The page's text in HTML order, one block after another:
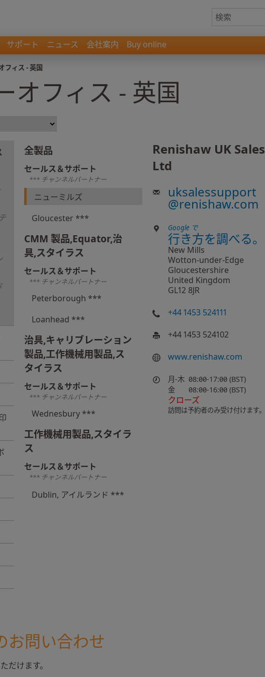
サポート ニュース 会社案内 Buy online
フィス - 英国
オフィス - 英国
全製品
セールス＆サポート
*** チャンネルパートナー
ニューミルズ
Gloucester ***
CMM 製品,Equator,治
具,スタイラス
セールス＆サポート
*** チャンネルパートナー
Peterborough ***
Loanhead ***
治具,キャリブレーション
製品,工作機械用製品,ス
タイラス
セールス＆サポート
*** チャンネルパートナー
Wednesbury ***
工作機械用製品,スタイラ
ス
セールス＆サポート
*** チャンネルパートナー
Dublin, アイルランド ***
Renishaw UK Sales
Ltd
uksalessupport
@renishaw.com
Google で
行き方を調べる。
New Mills
Wotton-under-Edge
Gloucestershire
United Kingdom
GL12 8JR
+44 1453 524111
+44 1453 524102
www.renishaw.com
月-木 08:00-17:00 (BST)
金
08:00-16:00 (BST)
クローズ
訪問は予約者のみ受け付けます。
お問い合わせ
だけます。